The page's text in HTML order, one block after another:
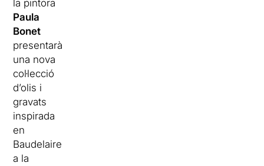
la pintora
Paula
Bonet
presentarà
una nova
col·lecció
d’olis i
gravats
inspirada
en
Baudelaire
a la